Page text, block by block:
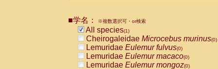
CebidaeCebus nigrivittatus
CebidaeCebus
CebidaeSaimiri boliviensis(0)
CebidaeSaimiri sciureus(0)
AtelidaeAlouatta caraya(0)
AtelidaeAlouatta fusca(0)
■学名： ※複数選択可・or検索
All species(1)
Cheirogaleidae Microcebus murinus(0)
Lemuridae Eulemur fulvus(0)
Lemuridae Eulemur macaco(0)
Lemuridae Eulemur mongoz(0)